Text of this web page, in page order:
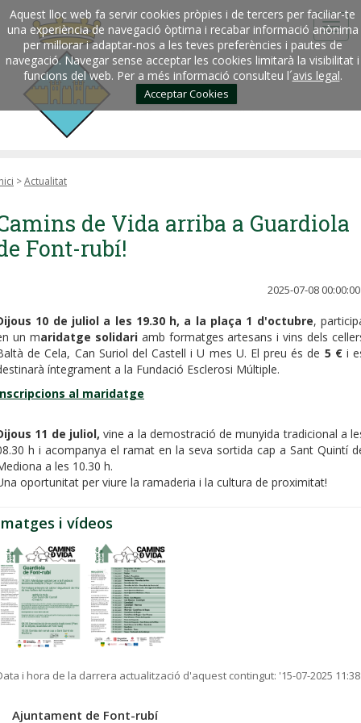
Aquest lloc web fa servir cookies pròpies i de tercers per faciliar-te
una experiència de navegació òptima i recabar informació anònima
per millorar i adaptar-nos a les teves preferències i pautes de
navegació. Navegar sense acceptar les cookies limitarà la visibilitat i
funcions del web. Per a més informació consulteu l´avis legal.
Acceptar Cookies
>Actualitat
de Vida arriba a Guardiola
Font-rubí!
2025-07-08 00:00:00
10 de juliol a les 19.30 h, a la plaça 1 d'octubre,
un maridatge solidariamb formatges artesans i vins dels
de Cela, Can Suriol del Castell i U mes U. El preu és de 5 €i
íntegrament a la Fundació Esclerosi Múltiple.
al maridatge
11 de juliol, vine a la demostració de munyida tradicional a
h i acompanya el ramat en la seva sortida cap a Sant Quintí
a les 10.30 h.
oportunitat per viure la ramaderia i la cultura de proximitat!
i vídeos
i hora de la darrera actualització d'aquest contingut: '15-07-2025 11:38
Ajuntament de Font-rubí